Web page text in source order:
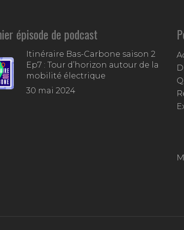
épisode de podcast
Itinéraire Bas-Carbone saison 2
Ep7 : Tour d’horizon autour de la
mobilité électrique
30 mai 2024